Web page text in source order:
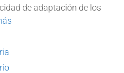
de adaptación de los